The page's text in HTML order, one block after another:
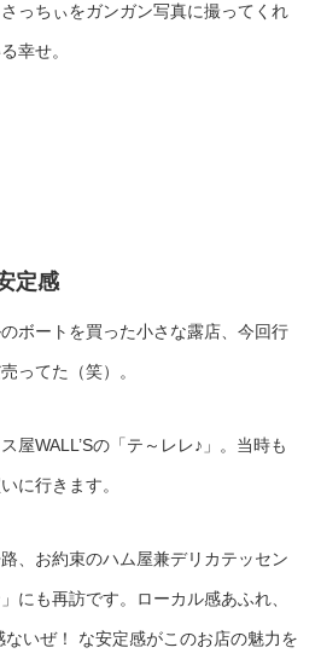
っちぃをガンガン写真に撮ってくれ
幸せ。
定感
ボートを買った小さな露店、今回行
ってた（笑）。
屋WALL’Sの「テ～レレ♪」。当時も
に行きます。
、お約束のハム屋兼デリカテッセン
にも再訪です。ローカル感あふれ、
いぜ！ な安定感がこのお店の魅力を